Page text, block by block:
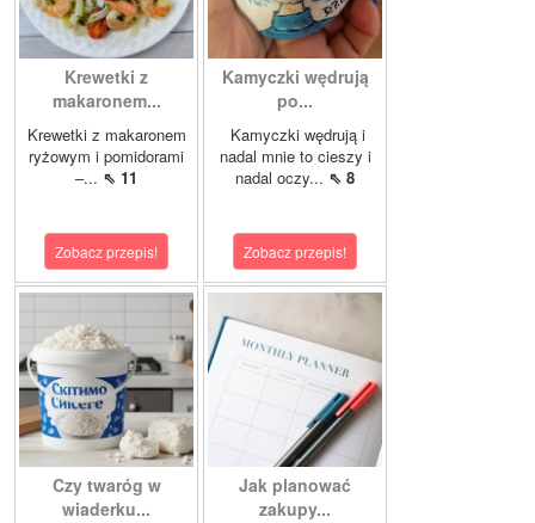
Krewetki z
makaronem...
Krewetki z makaronem
ryżowym i pomidorami
–... ⇖ 11
Zobacz przepis!
Kamyczki wędrują
po...
Kamyczki wędrują i
nadal mnie to cieszy i
nadal oczy... ⇖ 8
Zobacz przepis!
Czy twaróg w
wiaderku...
Jak planować
zakupy...